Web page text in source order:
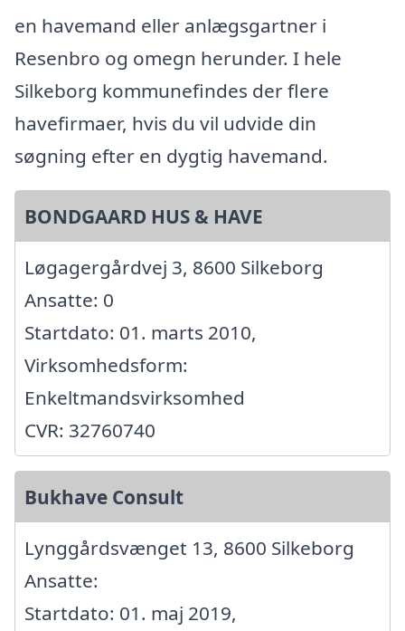
en havemand eller anlægsgartner i
Resenbro og omegn herunder. I hele
Silkeborg kommunefindes der flere
havefirmaer, hvis du vil udvide din
søgning efter en dygtig havemand.
BONDGAARD HUS & HAVE
Løgagergårdvej 3, 8600 Silkeborg
Ansatte: 0
Startdato: 01. marts 2010,
Virksomhedsform:
Enkeltmandsvirksomhed
CVR: 32760740
Bukhave Consult
Lynggårdsvænget 13, 8600 Silkeborg
Ansatte:
Startdato: 01. maj 2019,